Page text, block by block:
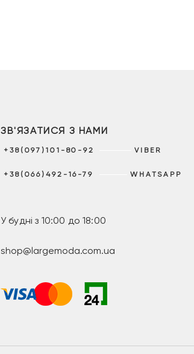
ЗВ'ЯЗАТИСЯ З НАМИ
+38(097)101-80-92 VIBER
+38(066)492-16-79 WHATSAPP
У будні з 10:00 до 18:00
shop@largemoda.com.ua